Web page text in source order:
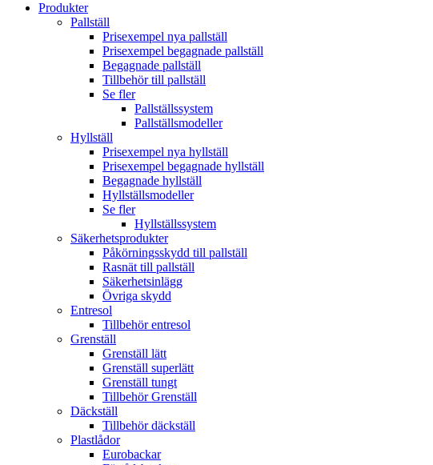
Produkter
Pallställ
Prisexempel nya pallställ
Prisexempel begagnade pallställ
Begagnade pallställ
Tillbehör till pallställ
Se fler
Pallställssystem
Pallställsmodeller
Hyllställ
Prisexempel nya hyllställ
Prisexempel begagnade hyllställ
Begagnade hyllställ
Hyllställsmodeller
Se fler
Hyllställssystem
Säkerhetsprodukter
Påkörningsskydd till pallställ
Rasnät till pallställ
Säkerhetsinlägg
Övriga skydd
Entresol
Tillbehör entresol
Grenställ
Grenställ lätt
Grenställ superlätt
Grenställ tungt
Tillbehör Grenställ
Däckställ
Tillbehör däckställ
Plastlådor
Eurobackar